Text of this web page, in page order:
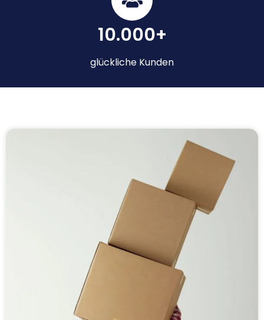
10.000+
glückliche Kunden